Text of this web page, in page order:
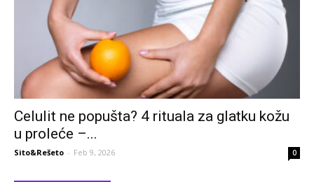
Celulit ne popušta? 4 rituala za glatku kožu
u proleće –...
Sito&Rešeto - Feb 9, 2026 0